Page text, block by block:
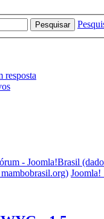
Pesquisar
resposta
- Joomla!Brasil
Joomla!